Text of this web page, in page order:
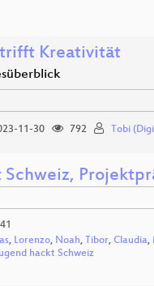
Kreativität
11-30 792 Tobi
Schweiz,
, Lorenzo, Noah, Tibor, Claudia,
hackt Schweiz